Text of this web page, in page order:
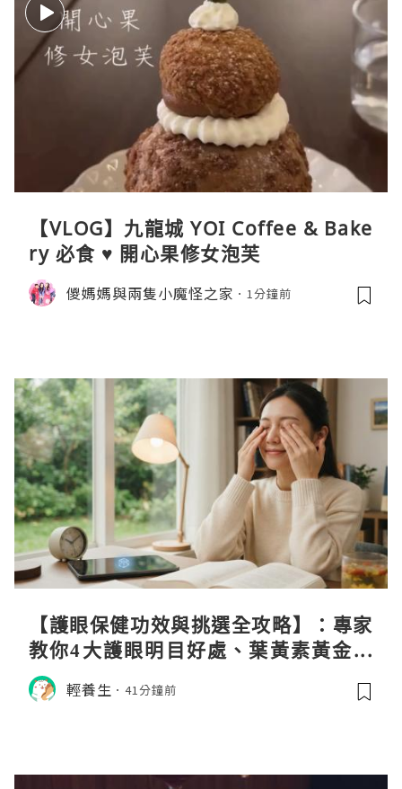
【VLOG】九龍城 YOI Coffee & Bake
ry 必食 ♥ 開心果修女泡芙
儍媽媽與兩隻小魔怪之家 1分鐘前
【護眼保健功效與挑選全攻略】：專家
教你4大護眼明目好處、葉黃素黃金比
例與挑選秘訣
輕養生 41分鐘前